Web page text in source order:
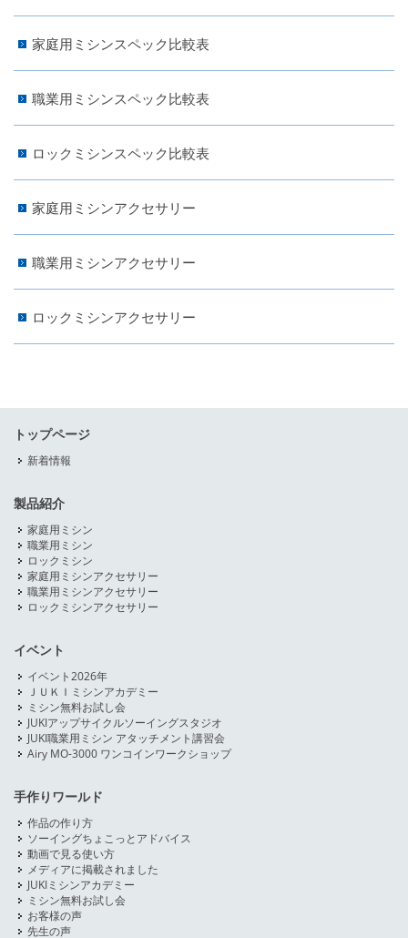
家庭用ミシンスペック比較表
職業用ミシンスペック比較表
ロックミシンスペック比較表
家庭用ミシンアクセサリー
職業用ミシンアクセサリー
ロックミシンアクセサリー
トップページ
新着情報
製品紹介
家庭用ミシン
職業用ミシン
ロックミシン
家庭用ミシンアクセサリー
職業用ミシンアクセサリー
ロックミシンアクセサリー
イベント
イベント2026年
ＪＵＫＩミシンアカデミー
ミシン無料お試し会
JUKIアップサイクルソーイングスタジオ
JUKI職業用ミシン アタッチメント講習会
Airy MO-3000 ワンコインワークショップ
手作りワールド
作品の作り方
ソーイングちょこっとアドバイス
動画で見る使い方
メディアに掲載されました
JUKIミシンアカデミー
ミシン無料お試し会
お客様の声
先生の声